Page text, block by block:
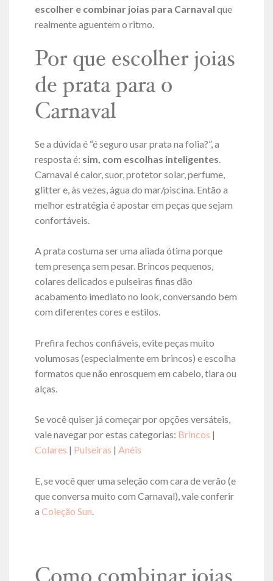
escolher e combinar joias para Carnaval que
realmente aguentem o ritmo.
Por que escolher joias
de prata para o
Carnaval
Se a dúvida é “é seguro usar prata na folia?”, a
resposta é: sim, com escolhas inteligentes
Carnaval é calor, suor, protetor solar, perfume,
glitter e, às vezes, água do mar/piscina. Então a
melhor estratégia é apostar em peças que sejam
confortáveis.
A prata costuma ser uma aliada ótima porque
tem presença sem pesar. Brincos pequenos,
colares delicados e pulseiras finas dão
acabamento imediato no look, conversando bem
com diferentes cores e estilos.
Prefira fechos confiáveis, evite peças muito
volumosas (especialmente em brincos) e escolha
formatos que não enrosquem em cabelo, tiara ou
alças.
Se você quiser já começar por opções versáteis,
vale navegar por estas categorias: Brincos |
Colares | Pulseiras | Anéis
E, se você quer uma seleção com cara de verão (e
que conversa muito com Carnaval), vale conferir
a Coleção Sun.